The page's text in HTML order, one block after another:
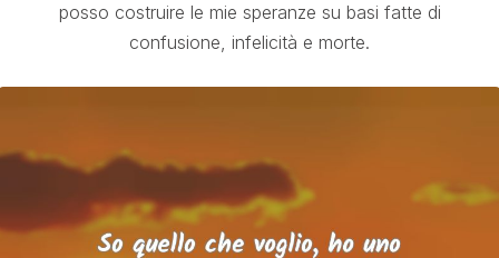
posso costruire le mie speranze su basi fatte di
confusione, infelicità e morte.